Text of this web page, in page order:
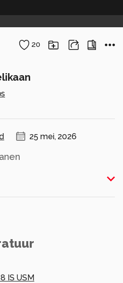
20
25 mei, 2026
IS USM